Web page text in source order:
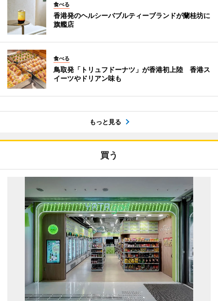
食べる
香港発のヘルシーバブルティーブランドが蘭桂坊に
旗艦店
食べる
鳥取発「トリュフドーナツ」が香港初上陸 香港ス
イーツやドリアン味も
もっと見る
買う